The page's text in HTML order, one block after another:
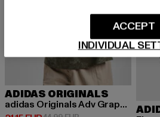
ADIDAS ORIGINALS
adidas Originals Adv Graphic T-Shirt
INDIVIDUAL
ACCEPT